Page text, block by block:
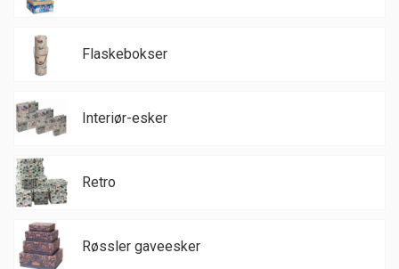
Flaskebokser
Interiør-esker
Retro
Røssler gaveesker